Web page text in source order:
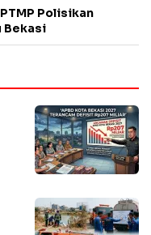
Polisikan
Bekasi